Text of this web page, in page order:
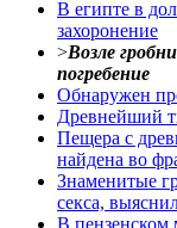
В египте в
захоронение
>Возле
погребение
Обнаружен
Древнейший
Пещера с
найдена во
Знаменитые
секса,
В пензенском